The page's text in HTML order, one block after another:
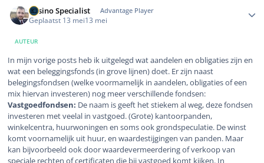
Casino Specialist Advantage Player
Geplaatst 13 mei13 mei
AUTEUR
In mijn vorige posts heb ik uitgelegd wat aandelen en obligaties zijn en
wat een beleggingsfonds (in grove lijnen) doet. Er zijn naast
belegingsfondsen (welke voormamelijk in aandelen, obligaties of een
mix hiervan investeren) nog meer verschillende fondsen:
Vastgoedfondsen: De naam is geeft het stiekem al weg, deze fondsen
investeren met veelal in vastgoed. (Grote) kantoorpanden,
winkelcentra, huurwoningen en soms ook grondspeculatie. De winst
komt voornamelijk uit huur, en waardestijgingen van panden. Maar
kan bijvoorbeeld ook door waardevermeerdering of verkoop van
speciale rechten of certificaten die bij vastgoed komt kijken. In